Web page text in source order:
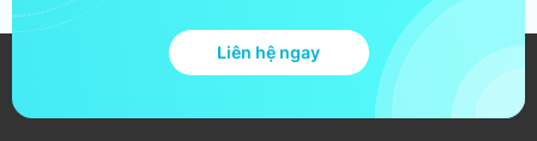
Liên hệ ngay